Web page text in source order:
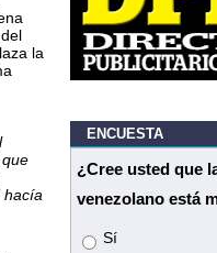
la
hacía
ENCUESTA
¿Cree usted que
venezolano está
Opciones
Sí